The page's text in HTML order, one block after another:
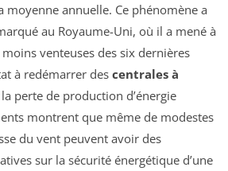
moyenne annuelle. Ce phénomène a
au Royaume-Uni, où il a mené à
moins venteuses des six dernières
à redémarrer des centrales à
perte de production d’énergie
montrent que même de modestes
du vent peuvent avoir des
sur la sécurité énergétique d’une